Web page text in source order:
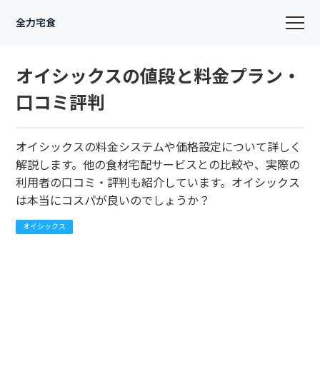
全力宅食
オイシックスの値段と料金プラン・
口コミ評判
オイシックスの料金システムや価格設定について詳しく
解説します。他の食材宅配サービスとの比較や、実際の
利用者の口コミ・評判も紹介しています。オイシックス
は本当にコスパが良いのでしょうか？
オイシックス